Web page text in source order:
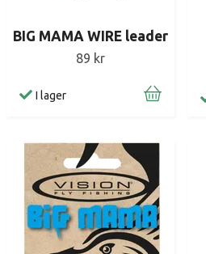
BIG MAMA WIRE leader
89 kr
I lager